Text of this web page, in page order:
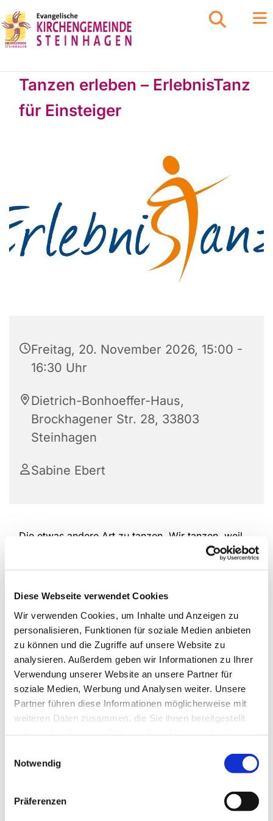
Diese Webseite verwendet Cookies
Wir verwenden Cookies, um Inhalte und Anzeigen zu
personalisieren, Funktionen für soziale Medien anbieten
zu können und die Zugriffe auf unsere Website zu
analysieren. Außerdem geben wir Informationen zu Ihrer
Verwendung unserer Website an unsere Partner für
soziale Medien, Werbung und Analysen weiter. Unsere
Partner führen diese Informationen möglicherweise mit
weiteren Daten zusammen, die Sie ihnen bereitgestellt
Notwendig
Präferenzen
Tanzen erleben – ErlebnisTanz
für Einsteiger
Freitag, 20. November 2026, 15:00 -
16:30 Uhr
Dietrich-Bonhoeffer-Haus,
Brockhagener Str. 28, 33803
Steinhagen
Sabine Ebert
Die etwas andere Art zu tanzen. Wir tanzen, weil
es uns Freude macht, unserer Gesundheit gut tut
abwechslungsreiche Tänze, die uns fordern und
fördern.
Wenden Sie sich für die Freitagstermine bitte an
Frau Sabine Ebert Tel.: 80776
ww.erlebnis-tanz.de